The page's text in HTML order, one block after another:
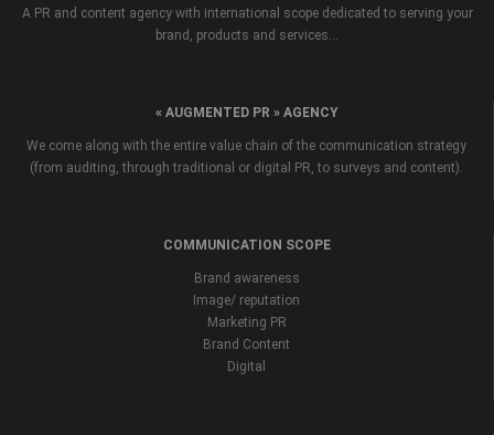
A PR and content agency with international scope dedicated to serving your
brand, products and services...
« AUGMENTED PR » AGENCY
We come along with the entire value chain of the communication strategy
(from auditing, through traditional or digital PR, to surveys and content).
COMMUNICATION SCOPE
Brand awareness
Image/ reputation
Marketing PR
Brand Content
Digital